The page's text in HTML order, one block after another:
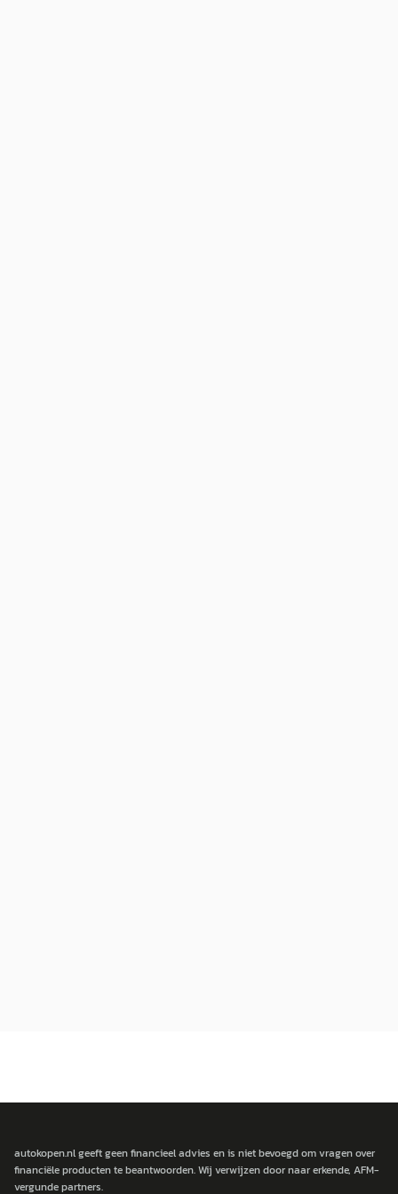
autokopen.nl geeft geen financieel advies en is niet bevoegd om vragen over
financiële producten te beantwoorden. Wij verwijzen door naar erkende, AFM-
vergunde partners.